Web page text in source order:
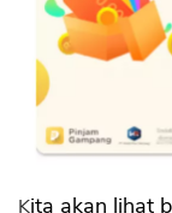
Kita akan lihat bunga, simulasi tabel angsuran